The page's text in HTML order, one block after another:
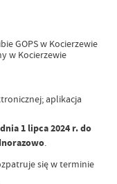
GOPS w Kocierzewie
w Kocierzewie
aplikacja
1 lipca 2024 r. do
.
się w terminie